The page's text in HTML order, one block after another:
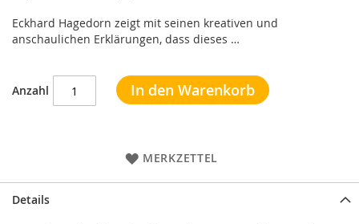
Eckhard Hagedorn zeigt mit seinen kreativen und
anschaulichen Erklärungen, dass dieses …
Anzahl In den Warenkorb
MERKZETTEL
Details